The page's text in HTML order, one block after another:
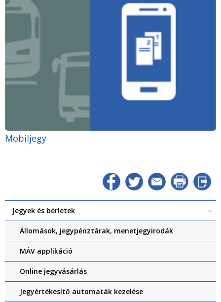
Mobiljegy
Jegyek és bérletek
Állomások, jegypénztárak, menetjegyirodák
MÁV applikáció
Online jegyvásárlás
Jegyértékesítő automaták kezelése